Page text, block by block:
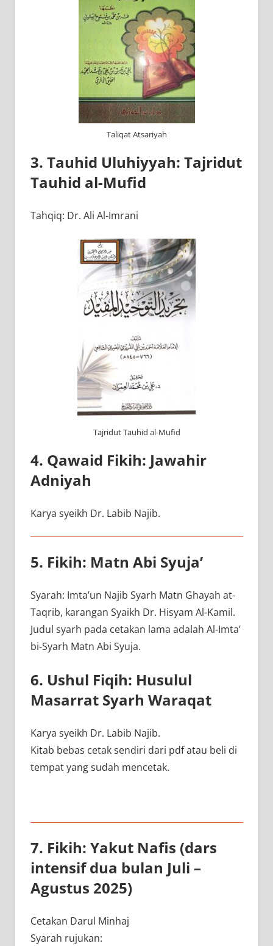
Taliqat Atsariyah
3. Tauhid Uluhiyyah: Tajridut
Tauhid al-Mufid
Tahqiq: Dr. Ali Al-Imrani
Tajridut Tauhid al-Mufid
4. Qawaid Fikih: Jawahir
Adniyah
Karya syeikh Dr. Labib Najib.
5. Fikih: Matn Abi Syuja’
Syarah: Imta’un Najib Syarh Matn Ghayah at-
Taqrib, karangan Syaikh Dr. Hisyam Al-Kamil.
Judul syarh pada cetakan lama adalah Al-Imta’
bi-Syarh Matn Abi Syuja.
6. Ushul Fiqih: Husulul
Masarrat Syarh Waraqat
Karya syeikh Dr. Labib Najib.
Kitab bebas cetak sendiri dari pdf atau beli di
tempat yang sudah mencetak.
7. Fikih: Yakut Nafis (dars
intensif dua bulan Juli –
Agustus 2025)
Cetakan Darul Minhaj
Syarah rujukan: